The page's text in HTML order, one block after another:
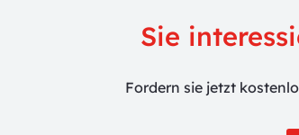
Sie
Fordern sie jetzt